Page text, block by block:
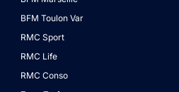
BFM Toulon Var
RMC Sport
RMC Life
RMC Conso